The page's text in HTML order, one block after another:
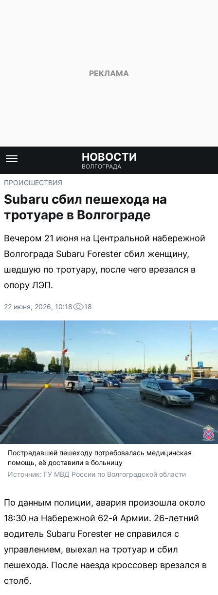
НОВОСТИ
ВОЛГОГРАДА
ПРОИСШЕСТВИЯ
Subaru сбил пешехода на
тротуаре в Волгограде
Вечером 21 июня на Центральной набережной
Волгограда Subaru Forester сбил женщину,
шедшую по тротуару, после чего врезался в
опору ЛЭП.
22 июня, 2026, 10:18 18
Пострадавшей пешеходу потребовалась медицинская
помощь, её доставили в больницу
Источник: ГУ МВД России по Волгоградской области
По данным полиции, авария произошла около
18:30 на Набережной 62-й Армии. 26-летний
водитель Subaru Forester не справился с
управлением, выехал на тротуар и сбил
пешехода. После наезда кроссовер врезался в
столб.